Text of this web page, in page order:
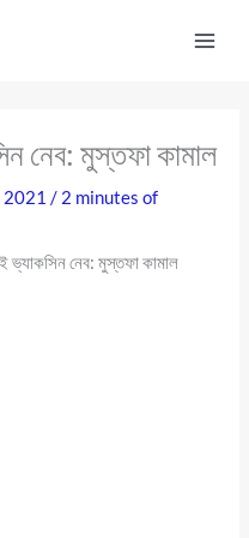
নেব: মুস্তফা কামাল
2021/ 2 minutes of
ভ্যাকসিন নেব: মুস্তফা কামাল